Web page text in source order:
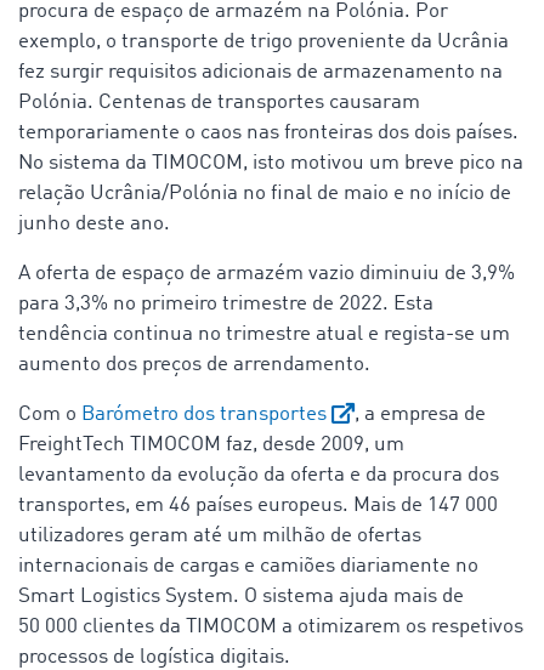
procura de espaço de armazém na Polónia. Por
exemplo, o transporte de trigo proveniente da Ucrânia
fez surgir requisitos adicionais de armazenamento na
Polónia. Centenas de transportes causaram
temporariamente o caos nas fronteiras dos dois países.
No sistema da TIMOCOM, isto motivou um breve pico na
relação Ucrânia/Polónia no final de maio e no início de
junho deste ano.
A oferta de espaço de armazém vazio diminuiu de 3,9%
para 3,3% no primeiro trimestre de 2022. Esta
tendência continua no trimestre atual e regista-se um
aumento dos preços de arrendamento.
Com o Barómetro dos transportes
, a empresa de
FreightTech TIMOCOM faz, desde 2009, um
levantamento da evolução da oferta e da procura dos
transportes, em 46 países europeus. Mais de 147 000
utilizadores geram até um milhão de ofertas
internacionais de cargas e camiões diariamente no
Smart Logistics System. O sistema ajuda mais de
50 000 clientes da TIMOCOM a otimizarem os respetivos
processos de logística digitais.